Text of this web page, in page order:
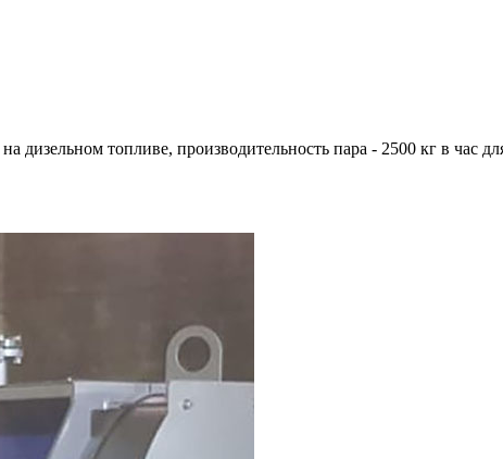
на дизельном топливе, производительность пара - 2500 кг в час